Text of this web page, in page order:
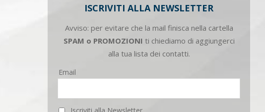
ISCRIVITI ALLA NEWSLETTER
Avviso: per evitare che la mail finisca nella cartella
SPAM o PROMOZIONI ti chiediamo di aggiungerci
alla tua lista dei contatti.
Email